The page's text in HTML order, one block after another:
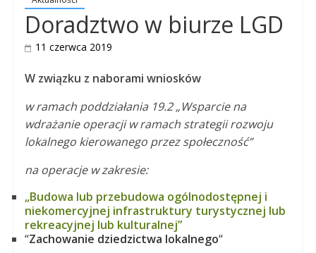
Doradztwo w biurze LGD
11 czerwca 2019
W związku z naborami wniosków
w ramach poddziałania 19.2 „Wsparcie na
wdrażanie operacji w ramach strategii rozwoju
lokalnego kierowanego przez społeczność”
na operacje w zakresie:
„Budowa lub przebudowa ogólnodostępnej i
niekomercyjnej infrastruktury turystycznej lub
rekreacyjnej lub kulturalnej”
“Zachowanie dziedzictwa lokalnego“